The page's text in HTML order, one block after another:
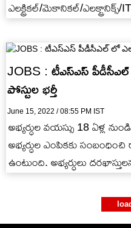
ఎలక్ట్రికల్/మెకానికల్/
JOBS : టీఎస్ఎస్ పీడీసీఎల్
పోస్టుల భర్తీ
June 15, 2022 / 08:55 PM IST
అభ్యర్ధుల వయస్సు 18 ఏళ్ల
అభ్యర్ధుల ఎంపికకు
ఉంటుంది. అభ్యర్ధులు